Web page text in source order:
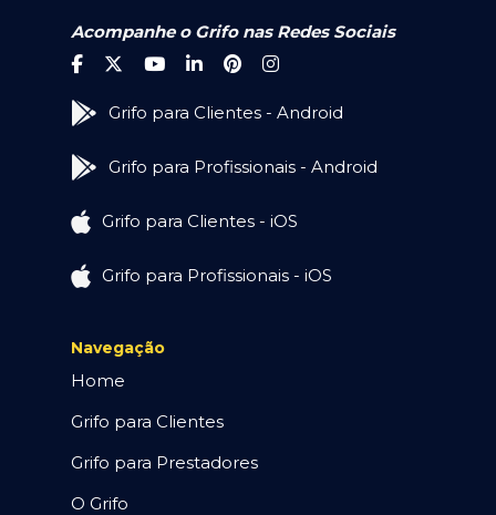
Acompanhe o Grifo nas Redes Sociais
Grifo para Clientes - Android
Grifo para Profissionais - Android
Grifo para Clientes - iOS
Grifo para Profissionais - iOS
Navegação
Home
Grifo para Clientes
Grifo para Prestadores
O Grifo